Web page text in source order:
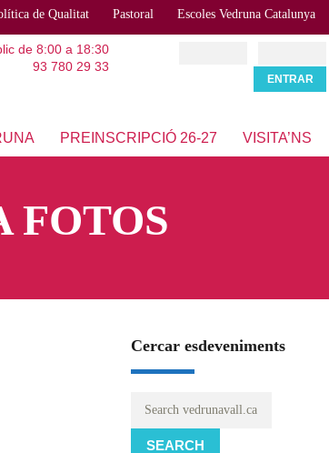
de Qualitat Pastoral Escoles Vedruna Catalunya
de 8:00 a 18:30
93 780 29 33
PREINSCRIPCIÓ 26-27 VISITA’NS
FOTOS
Cercar esdeveniments
SEARCH